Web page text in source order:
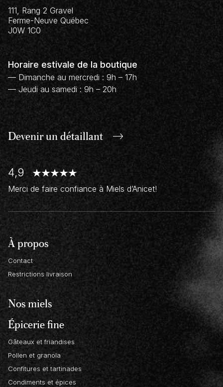
À propos
Contact
Restrictions livraison
Nos miels
Épicerie fine
Gâteaux et friandises
Pollen et granola
Confitures et tartinades
Condiments et épices
111, Rang 2 Gravel
Ferme-Neuve Québec
J0W 1C0
Horaire estivale de la boutique
— Dimanche au mercredi : 9h – 17h
— Jeudi au samedi : 9h – 20h
Devenir undétaillant
4,9
Merci de faire confiance à Miels d’Anicet!